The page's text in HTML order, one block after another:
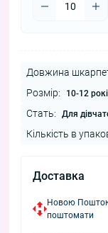
Довжина
Розмір: 10-12
Стать: Для
Кількість в
Доставка
Новою Поштою
поштомати